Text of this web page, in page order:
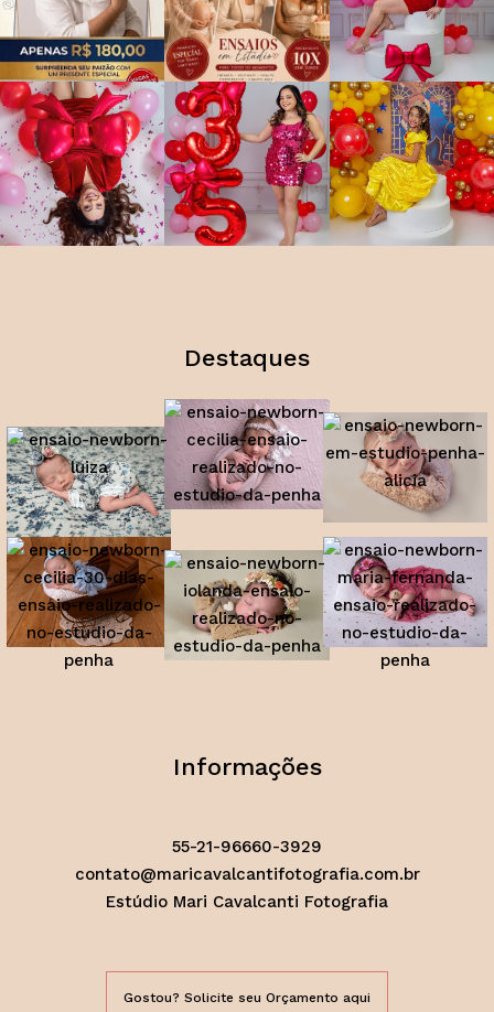
Destaques
Informações
55-21-96660-3929
contato@maricavalcantifotografia.com.br
Estúdio Mari Cavalcanti Fotografia
Gostou? Solicite seu Orçamento aqui